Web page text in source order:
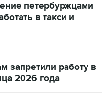
петербуржцами
в такси и
запретили работу в
2026 года